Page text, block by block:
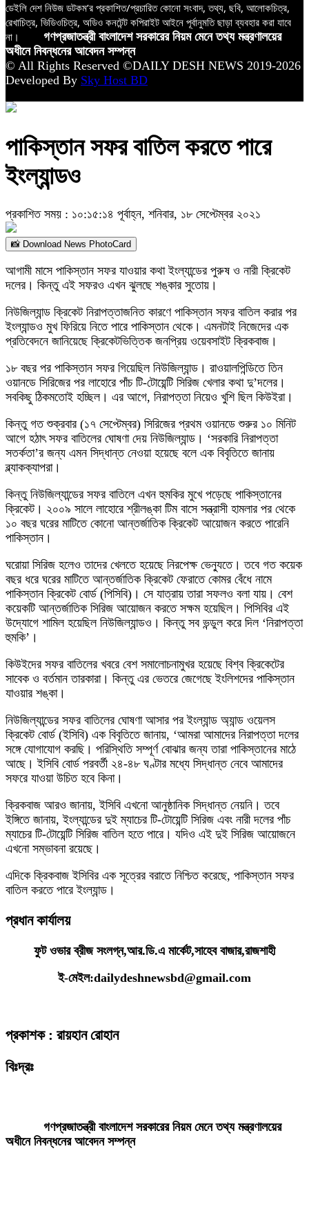
ডেইলি দেশ নিউজ ডটকম’র প্রকাশিত/প্রচারিত কোনো সংবাদ, তথ্য, ছবি, আলোকচিত্র,
রেখাচিত্র, ভিডিওচিত্র, অডিও কনটেন্ট কপিরাইট আইনে পূর্বানুমতি ছাড়া ব্যবহার করা যাবে
না।
গণপ্রজাতন্ত্রী বাংলাদেশ সরকারের নিয়ম মেনে তথ্য মন্ত্রণালয়ের
অধীনে নিবন্ধনের আবেদন সম্পন্ন
© All Rights Reserved ©DAILY DESH NEWS 2019-2026
Developed By Sky Host BD
পাকিস্তান সফর বাতিল করতে পারে
ইংল্যান্ডও
প্রকাশিত সময় : ১০:১৫:১৪ পূর্বাহ্ন, শনিবার, ১৮ সেপ্টেম্বর ২০২১
📸 Download News PhotoCard
আগামী মাসে পাকিস্তান সফর যাওয়ার কথা ইংল্যান্ডের পুরুষ ও নারী ক্রিকেট
দলের। কিন্তু এই সফরও এখন ঝুলছে শঙ্কার সুতোয়।
নিউজিল্যান্ড ক্রিকেট নিরাপত্তাজনিত কারণে পাকিস্তান সফর বাতিল করার পর
ইংল্যান্ডও মুখ ফিরিয়ে নিতে পারে পাকিস্তান থেকে। এমনটাই নিজেদের এক
প্রতিবেদনে জানিয়েছে ক্রিকেটভিত্তিক জনপ্রিয় ওয়েবসাইট ক্রিকবাজ।
১৮ বছর পর পাকিস্তান সফর গিয়েছিল নিউজিল্যান্ড। রাওয়ালপিন্ডিতে তিন
ওয়ানডে সিরিজের পর লাহোরে পাঁচ টি-টোয়েন্টি সিরিজ খেলার কথা দু’দলের।
সবকিছু ঠিকমতোই হচ্ছিল। এর আগে, নিরাপত্তা নিয়েও খুশি ছিল কিউইরা।
কিন্তু গত শুক্রবার (১৭ সেপ্টেম্বর) সিরিজের প্রথম ওয়ানডে শুরুর ১০ মিনিট
আগে হঠাৎ সফর বাতিলের ঘোষণা দেয় নিউজিল্যান্ড। ‘সরকারি নিরাপত্তা
সতর্কতা’র জন্য এমন সিদ্ধান্ত নেওয়া হয়েছে বলে এক বিবৃতিতে জানায়
ব্ল্যাকক্যাপরা।
কিন্তু নিউজিল্যান্ডের সফর বাতিলে এখন হুমকির মুখে পড়েছে পাকিস্তানের
ক্রিকেট। ২০০৯ সালে লাহোরে শ্রীলঙ্কা টিম বাসে সন্ত্রাসী হামলার পর থেকে
১০ বছর ঘরের মাটিতে কোনো আন্তর্জাতিক ক্রিকেট আয়োজন করতে পারেনি
পাকিস্তান।
ঘরোয়া সিরিজ হলেও তাদের খেলতে হয়েছে নিরপেক্ষ ভেন্যুতে। তবে গত কয়েক
বছর ধরে ঘরের মাটিতে আন্তর্জাতিক ক্রিকেট ফেরাতে কোমর বেঁধে নামে
পাকিস্তান ক্রিকেট বোর্ড (পিসিবি)। সে যাত্রায় তারা সফলও বলা যায়। বেশ
কয়েকটি আন্তর্জাতিক সিরিজ আয়োজন করতে সক্ষম হয়েছিল। পিসিবির এই
উদ্যোগে শামিল হয়েছিল নিউজিল্যান্ডও। কিন্তু সব ভন্ডুল করে দিল ‘নিরাপত্তা
হুমকি’।
কিউইদের সফর বাতিলের খবরে বেশ সমালোচনামুখর হয়েছে বিশ্ব ক্রিকেটের
সাবেক ও বর্তমান তারকারা। কিন্তু এর ভেতরে জেগেছে ইংলিশদের পাকিস্তান
যাওয়ার শঙ্কা।
নিউজিল্যান্ডের সফর বাতিলের ঘোষণা আসার পর ইংল্যান্ড অ্যান্ড ওয়েলস
ক্রিকেট বোর্ড (ইসিবি) এক বিবৃতিতে জানায়, ‘আমরা আমাদের নিরাপত্তা দলের
সঙ্গে যোগাযোগ করছি। পরিস্থিতি সম্পূর্ণ বোঝার জন্য তারা পাকিস্তানের মাঠে
আছে। ইসিবি বোর্ড পরবর্তী ২৪-৪৮ ঘণ্টার মধ্যে সিদ্ধান্ত নেবে আমাদের
সফরে যাওয়া উচিত হবে কিনা।
ক্রিকবাজ আরও জানায়, ইসিবি এখনো আনুষ্ঠানিক সিদ্ধান্ত নেয়নি। তবে
ইঙ্গিতে জানায়, ইংল্যান্ডের দুই ম্যাচের টি-টোয়েন্টি সিরিজ এবং নারী দলের পাঁচ
ম্যাচের টি-টোয়েন্টি সিরিজ বাতিল হতে পারে। যদিও এই দুই সিরিজ আয়োজনে
এখনো সম্ভাবনা রয়েছে।
এদিকে ক্রিকবাজ ইসিবির এক সূত্রের বরাতে নিশ্চিত করেছে, পাকিস্তান সফর
বাতিল করতে পারে ইংল্যান্ড।
প্রধান কার্যালয়
ফুট ওভার ব্রীজ সংলগ্ন,আর.ডি.এ মার্কেট,সাহেব বাজার,রাজশাহী
ই-মেইল:dailydeshnewsbd@gmail.com
প্রকাশক : রায়হান রোহান
বিঃদ্রঃ
গণপ্রজাতন্ত্রী বাংলাদেশ সরকারের নিয়ম মেনে তথ্য মন্ত্রণালয়ের
অধীনে নিবন্ধনের আবেদন সম্পন্ন